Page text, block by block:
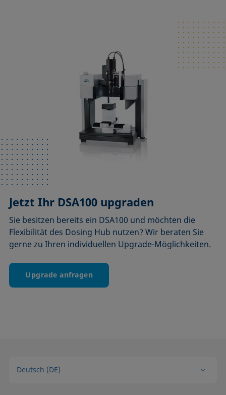
Jetzt Ihr DSA100 upgraden
Sie besitzen bereits ein DSA100 und möchten die
Flexibilität des Dosing Hub nutzen? Wir beraten Sie
gerne zu Ihren individuellen Upgrade-Möglichkeiten.
Upgrade anfragen
Deutsch (DE)